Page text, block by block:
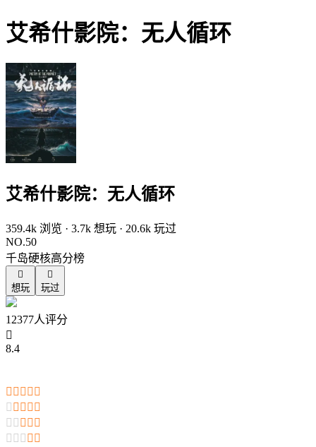
艾希什影院：无人循环
艾希什影院：无人循环
359.4k 浏览 · 3.7k 想玩 · 20.6k 玩过
NO.50
千岛硬核高分榜

想玩

玩过
12377人评分

8.4
    
    
    
    